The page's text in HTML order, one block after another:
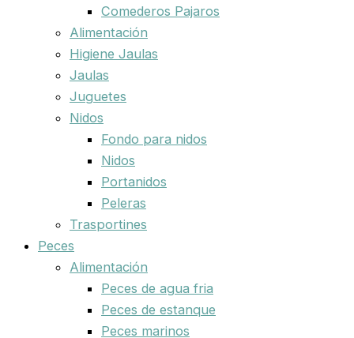
Comederos Pajaros
Alimentación
Higiene Jaulas
Jaulas
Juguetes
Nidos
Fondo para nidos
Nidos
Portanidos
Peleras
Trasportines
Peces
Alimentación
Peces de agua fria
Peces de estanque
Peces marinos